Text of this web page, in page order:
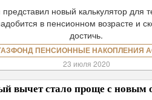
новый калькулятор для
в пенсионном возрасте и
достичь.
ПЕНСИОННЫЕ НАКОПЛЕНИЯ
23 июля 2020
вычет стало проще с